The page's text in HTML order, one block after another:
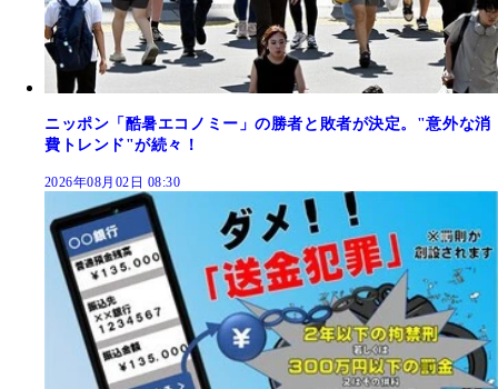
ニッポン「酷暑エコノミー」の勝者と敗者が決定。"意外な消
費トレンド"が続々！
2026年08月02日 08:30